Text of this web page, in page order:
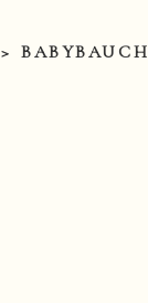
> BABYBAUCH